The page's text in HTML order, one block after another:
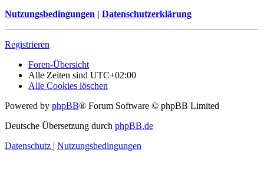
Nutzungsbedingungen | Datenschutzerklärung
Registrieren
Foren-Übersicht
Alle Zeiten sind UTC+02:00
Alle Cookies löschen
Powered by phpBB® Forum Software © phpBB Limited
Deutsche Übersetzung durch phpBB.de
Datenschutz | Nutzungsbedingungen